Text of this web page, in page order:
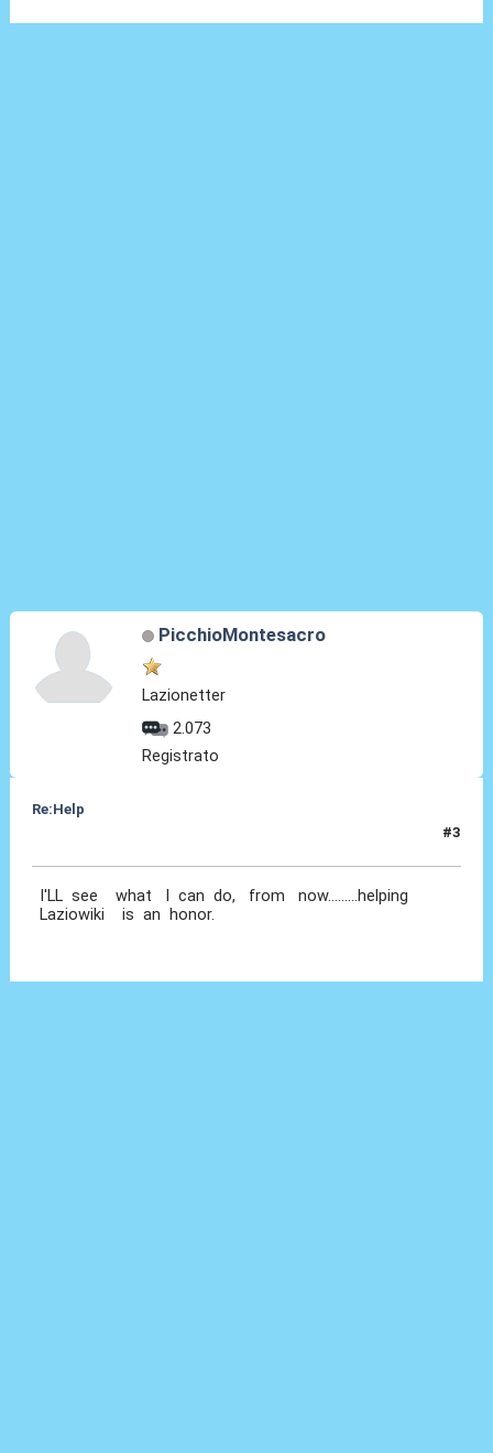
PicchioMontesacro
Lazionetter
2.073
Registrato
Re:Help
#3
I'LL see what I can do, from now.........helping
Laziowiki is an honor.